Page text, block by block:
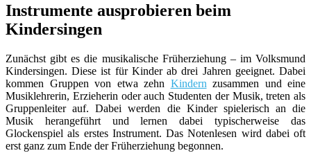
Instrumente ausprobieren beim
Kindersingen
Zunächst gibt es die musikalische Früherziehung – im Volksmund
Kindersingen. Diese ist für Kinder ab drei Jahren geeignet. Dabei
kommen Gruppen von etwa zehn Kindern zusammen und eine
Musiklehrerin, Erzieherin oder auch Studenten der Musik, treten als
Gruppenleiter auf. Dabei werden die Kinder spielerisch an die
Musik herangeführt und lernen dabei typischerweise das
Glockenspiel als erstes Instrument. Das Notenlesen wird dabei oft
erst ganz zum Ende der Früherziehung begonnen.